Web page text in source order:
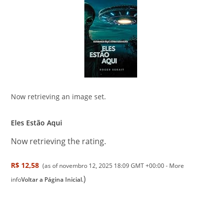
Now retrieving an image set.
Eles Estão Aqui
Now retrieving the rating.
R$ 12,58 (as of novembro 12, 2025 18:09 GMT +00:00 - More
infoVoltar a Página Inicial.)